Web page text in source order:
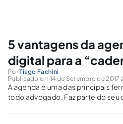
5 vantagens da
digital para a
PorTiago Fachini
Publicado em 14 de Setembro de 2017
A agenda é uma das principais
todo advogado. Faz parte do seu
“caderninho” praticamente já faz